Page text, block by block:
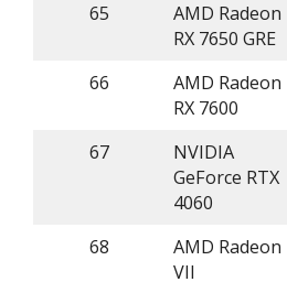
65
AMD Radeon
RX 7650 GRE
66
AMD Radeon
RX 7600
67
NVIDIA
GeForce RTX
4060
68
AMD Radeon
VII